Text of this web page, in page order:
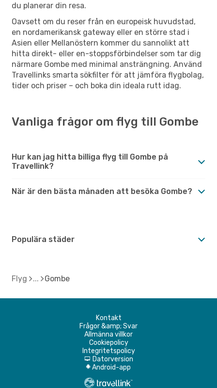
du planerar din resa.
Oavsett om du reser från en europeisk huvudstad,
en nordamerikansk gateway eller en större stad i
Asien eller Mellanöstern kommer du sannolikt att
hitta direkt- eller en-stoppsförbindelser som tar dig
närmare Gombe med minimal ansträngning. Använd
Travellinks smarta sökfilter för att jämföra flygbolag,
tider och priser – och boka din ideala rutt idag.
Vanliga frågor om flyg till Gombe
Hur kan jag hitta billiga flyg till Gombe på
Travellink?
När är den bästa månaden att besöka Gombe?
Populära städer
Flyg Gombe
Kontakt
Frågor &amp; Svar
Allmänna villkor
Cookiepolicy
Integritetspolicy
d Datorversion
A Android-app